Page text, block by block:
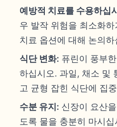
예방적 치료를 수용하십
우 발작 위험을 최소화
치료 옵션에 대해 논의하
식단 변화: 퓨린이 풍부
하십시오. 과일, 채소 및
고 균형 잡힌 식단에 집
수분 유지: 신장이 요산
도록 물을 충분히 마시십